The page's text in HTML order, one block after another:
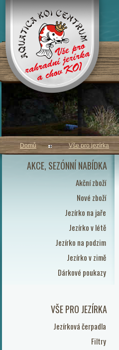
AKCE, SEZÓNNÍ NABÍDKA
Akční zboží
Nové zboží
Jezírko na jaře
Jezírko v létě
Jezírko na podzim
Jezírko v zimě
Dárkové poukazy
VŠE PRO JEZÍRKA
Jezírková čerpadla
Filtry
Domů Vše pro jezírka